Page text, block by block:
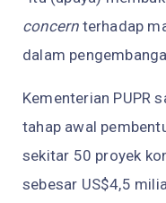
concernterhadap
dalam
Kementerian PUPR
tahap awal
sekitar 50 proyek
sebesar US$4,5